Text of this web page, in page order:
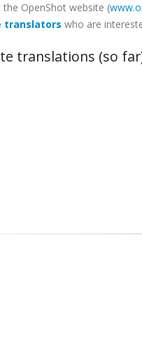
OpenShot website (
translators who are
translations (so